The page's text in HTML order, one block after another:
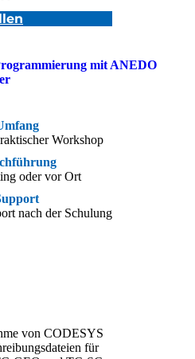
mit ANEDO
Workshop
oder vor Ort
nach der Schulung
von CODESYS
für